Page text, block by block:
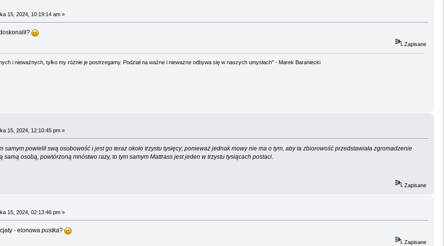
15, 2024, 10:19:14 am »
Zapisane
i nieważnych, tylko my różnie je postrzegamy. Podział na ważne i nieważne odbywa się w naszych umysłach" - Marek Baraniecki
15, 2024, 12:10:45 pm »
samym powielił swą osobowość i jest go teraz około trzystu tysięcy; ponieważ jednak mowy nie ma o tym, aby ta zbiorowość przedstawiała zgromadzenie
osobą, powtórzoną mnóstwo razy, to tym samym Mattrass jest jeden w trzystu tysiącach postaci.
Zapisane
15, 2024, 02:13:46 pm »
- elonowa pustka?
Zapisane